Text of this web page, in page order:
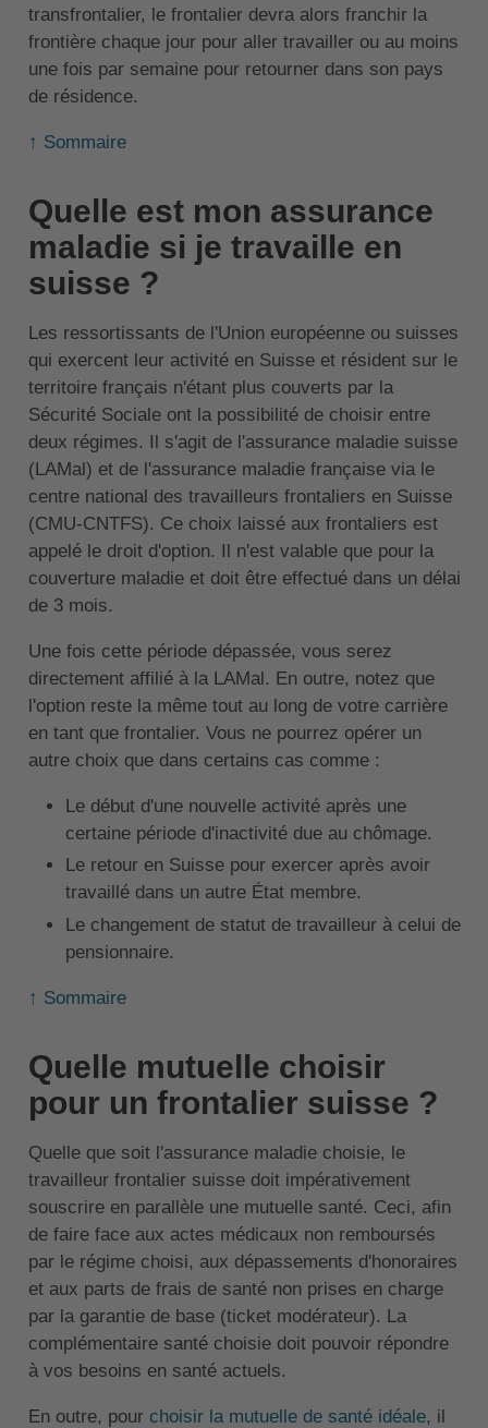
transfrontalier, le frontalier devra alors franchir la
frontière chaque jour pour aller travailler ou au moins
une fois par semaine pour retourner dans son pays
de résidence.
↑ Sommaire
Quelle est mon assurance
maladie si je travaille en
suisse ?
Les ressortissants de l'Union européenne ou suisses
qui exercent leur activité en Suisse et résident sur le
territoire français n'étant plus couverts par la
Sécurité Sociale ont la possibilité de choisir entre
deux régimes. Il s'agit de l'assurance maladie suisse
(LAMal) et de l'assurance maladie française via le
centre national des travailleurs frontaliers en Suisse
(CMU-CNTFS). Ce choix laissé aux frontaliers est
appelé le droit d'option. Il n'est valable que pour la
couverture maladie et doit être effectué dans un délai
de 3 mois.
Une fois cette période dépassée, vous serez
directement affilié à la LAMal. En outre, notez que
l'option reste la même tout au long de votre carrière
en tant que frontalier. Vous ne pourrez opérer un
autre choix que dans certains cas comme :
Le début d'une nouvelle activité après une
certaine période d'inactivité due au chômage.
Le retour en Suisse pour exercer après avoir
travaillé dans un autre État membre.
Le changement de statut de travailleur à celui de
pensionnaire.
↑ Sommaire
Quelle mutuelle choisir
pour un frontalier suisse ?
Quelle que soit l'assurance maladie choisie, le
travailleur frontalier suisse doit impérativement
souscrire en parallèle une mutuelle santé. Ceci, afin
de faire face aux actes médicaux non remboursés
par le régime choisi, aux dépassements d'honoraires
et aux parts de frais de santé non prises en charge
par la garantie de base (ticket modérateur). La
complémentaire santé choisie doit pouvoir répondre
à vos besoins en santé actuels.
En outre, pour choisir la mutuelle de santé idéale, il